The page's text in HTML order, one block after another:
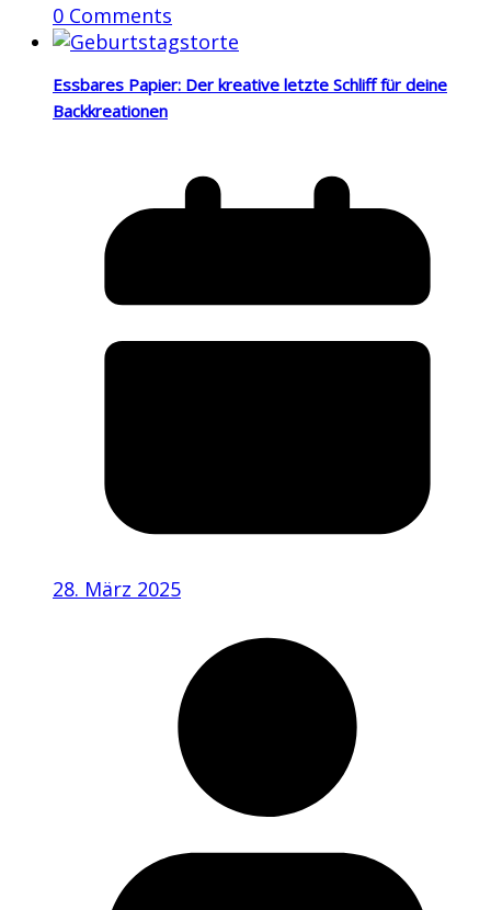
0 Comments
Essbares Papier: Der kreative letzte Schliff für deine
Backkreationen
28. März 2025